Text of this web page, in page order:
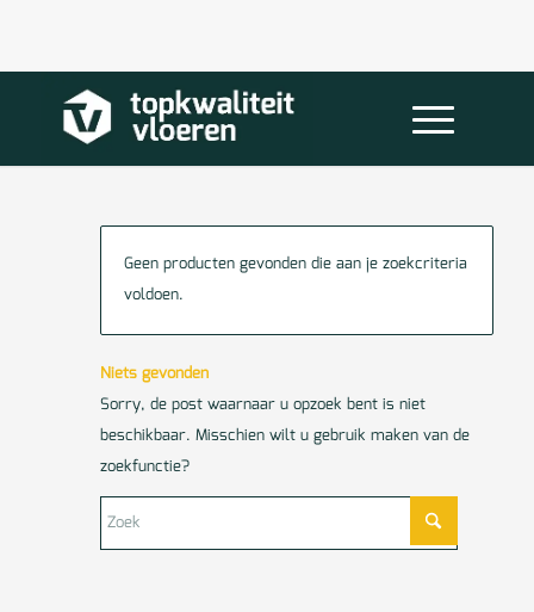
Geen producten gevonden die aan je zoekcriteria
voldoen.
Niets gevonden
Sorry, de post waarnaar u opzoek bent is niet
beschikbaar. Misschien wilt u gebruik maken van de
zoekfunctie?